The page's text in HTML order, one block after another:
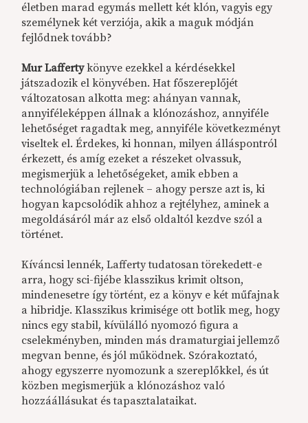
életben marad egymás mellett két klón, vagyis egy
személynek két verziója, akik a maguk módján
fejlődnek tovább?
Mur Laffertykönyve ezekkel a kérdésekkel
játszadozik el könyvében. Hat főszereplőjét
változatosan alkotta meg: ahányan vannak,
annyiféleképpen állnak a klónozáshoz, annyiféle
lehetőséget ragadtak meg, annyiféle következményt
viseltek el. Érdekes, ki honnan, milyen álláspontról
érkezett, és amíg ezeket a részeket olvassuk,
megismerjük a lehetőségeket, amik ebben a
technológiában rejlenek – ahogy persze azt is, ki
hogyan kapcsolódik ahhoz a rejtélyhez, aminek a
megoldásáról már az első oldaltól kezdve szól a
történet.
Kíváncsi lennék, Lafferty tudatosan törekedett-e
arra, hogy sci-fijébe klasszikus krimit oltson,
mindenesetre így történt, ez a könyv e két műfajnak
a hibridje. Klasszikus krimisége ott botlik meg, hogy
nincs egy stabil, kívülálló nyomozó figura a
cselekményben, minden más dramaturgiai jellemző
megvan benne, és jól működnek. Szórakoztató,
ahogy egyszerre nyomozunk a szereplőkkel, és út
közben megismerjük a klónozáshoz való
hozzáállásukat és tapasztalataikat.